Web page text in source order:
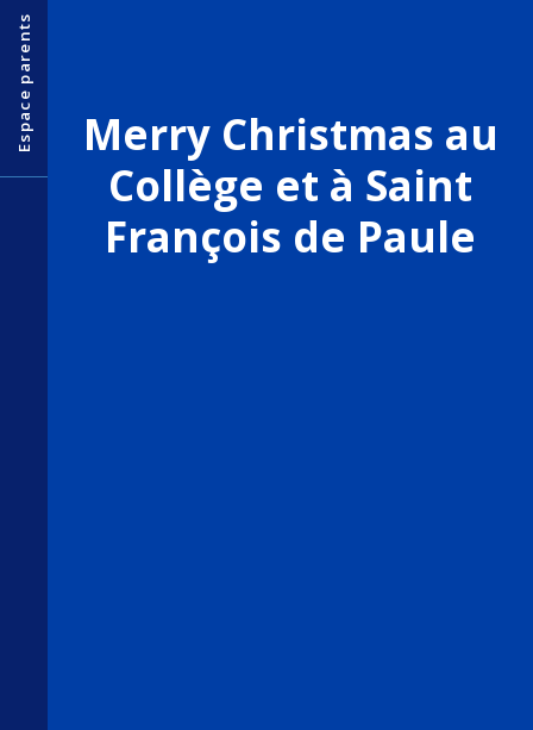
Espace parents
Merry Christmas au
Collège et à Saint
François de Paule